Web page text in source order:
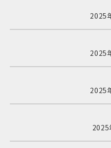
2025
2025
2025
2025